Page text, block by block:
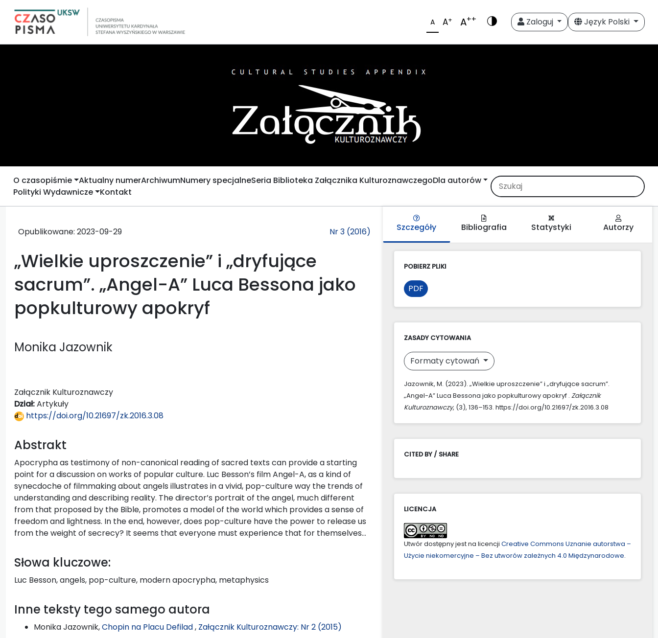
A A+ A++ Zaloguj Język Polski
O czasopiśmie Aktualny numerArchiwumNumery specjalneSeria Biblioteka Załącznika KulturoznawczegoDla autorów
Polityki Wydawnicze Kontakt
Opublikowane: 2023-09-29 Nr 3 (2016)
„Wielkie uproszczenie” i „dryfujące
sacrum”. „Angel-A” Luca Bessona jako
popkulturowy apokryf
Monika Jazownik
Załącznik Kulturoznawczy
Dział:Artykuły
https://doi.org/10.21697/zk.2016.3.08
Abstrakt
Apocrypha as testimony of non-canonical reading of sacred texts can provide a starting
point for a discussion on works of popular culture. Luc Besson’s film Angel-A, as a kind of
synecdoche of filmmaking about angels illustrates in a vivid, pop-culture way the trends of
understanding and describing reality. The director’s portrait of the angel, much different
from that proposed by the Bible, promotes a model of the world which provides a sense of
freedom and lightness. In the end, however, does pop-culture have the power to release us
from the weight of secrecy? It seems that everyone must experience that for themselves…
Słowa kluczowe:
Luc Besson, angels, pop-culture, modern apocrypha, metaphysics
Inne teksty tego samego autora
Monika Jazownik,Chopin na Placu Defilad, Załącznik Kulturoznawczy: Nr 2 (2015)
Szczegóły Bibliografia Statystyki Autorzy
POBIERZ PLIKI
PDF
ZASADY CYTOWANIA
Formaty cytowań
Jazownik, M. (2023). „Wielkie uproszczenie” i „dryfujące sacrum”.
„Angel-A” Luca Bessona jako popkulturowy apokryf . Załącznik
Kulturoznawczy, (3), 136–153. https://doi.org/10.21697/zk.2016.3.08
CITED BY / SHARE
LICENCJA
Utwór dostępny jest na licencji Creative Commons Uznanie autorstwa –
Użycie niekomercyjne – Bez utworów zależnych 4.0 Międzynarodowe.